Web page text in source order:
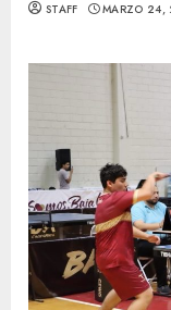
STAFF MARZO 24,